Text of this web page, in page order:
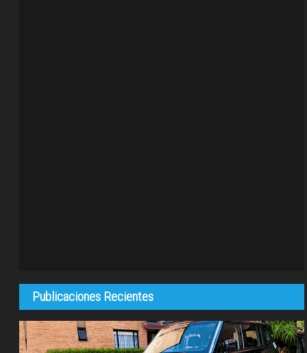
Publicaciones Recientes